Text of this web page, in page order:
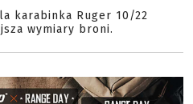
karabinka Ruger 10/22
wymiary broni.